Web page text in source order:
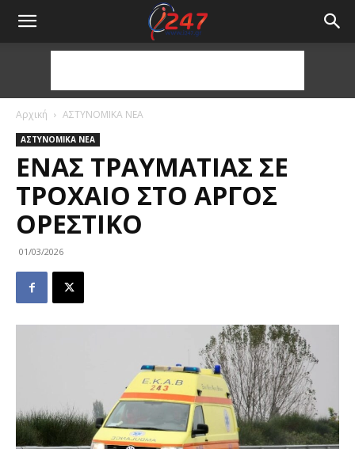
Αρχική ΑΣΤΥΝΟΜΙΚΑ ΝΕΑ
ΑΣΤΥΝΟΜΙΚΑ ΝΕΑ
ΈΝΑΣ ΤΡΑΥΜΑΤΊΑΣ ΣΕ
ΤΡΟΧΑΊΟ ΣΤΟ ΆΡΓΟΣ
ΟΡΕΣΤΙΚΌ
01/03/2026